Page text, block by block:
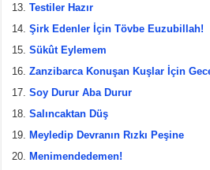
Testiler Hazır
Şirk Edenler İçin Tövbe Euzubillah!
Sükût Eylemem
Zanzibarca Konuşan Kuşlar İçin
Soy Durur Aba Durur
Salıncaktan Düş
Meyledip Devranın Rızkı Peşine
Menimendedemen!